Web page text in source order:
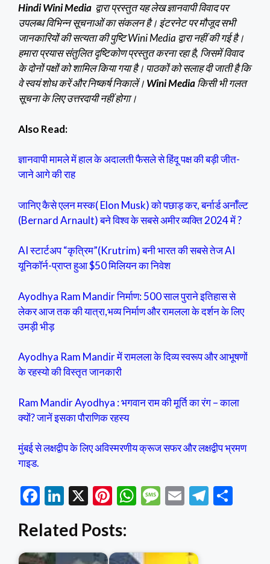
Hindi Wini Media द्वारा प्रस्तुत यह लेख ज्ञानवापी विवाद पर
उपलब्ध विभिन्न सूचनाओं का संकलन है। इंटरनेट पर मौजूद सभी
जानकारियों की सत्यता की पुष्टि Wini Media द्वारा नहीं की गई है।
हमारा प्रयास संतुलित दृष्टिकोण प्रस्तुत करना रहा है, जिसमें विवाद
के दोनों पक्षों को शामिल किया गया है। पाठकों को सलाह दी जाती है कि
वे स्वयं शोध करें और निष्कर्ष निकालें। Wini Mediaकिसी भी गलत
सूचना के लिए उत्तरदायी नहीं होगा।
Also Read:
ज्ञानवापी मामले में हाल के अदालती फैसले से हिंदू पक्ष की बड़ी जीत-
जाने आगे की राह
जानिए कैसे एलन मस्क( Elon Musk) को पछाड़ कर, बर्नार्ड अर्नॉल्ट
(Bernard Arnault) बने विश्व के सबसे अमीर व्यक्ति 2024 में ?
AI स्टार्टअप “कृत्रिम”(Krutrim) बनी भारत की सबसे तेज AI
यूनिकॉर्न-प्राप्त हुआ $50 मिलियन का निवेश
Ayodhya Ram Mandir निर्माण: 500 साल पुराने इतिहास से
लेकर आज तक की यात्रा,भव्य निर्माण और रामलला के दर्शन के लिए
उमड़ी भीड़
Ayodhya Ram Mandir में रामलला के दिव्य स्वरूप और आभूषणों
के रहस्यो की विस्तृत जानकारी
Ram Mandir Ayodhya : भगवान राम की मूर्ति का रंग – काला
क्यों? जानें इसका पौराणिक रहस्य
मुंबई से लक्षद्वीप के लिए अविस्मरणीय क्रूज सफर और लक्षद्वीप भ्रमण
गाइड.
F
e
b
Li
ke
dI
X
Pi
er
es
W
s
M
g
E
l
T
Related Posts: